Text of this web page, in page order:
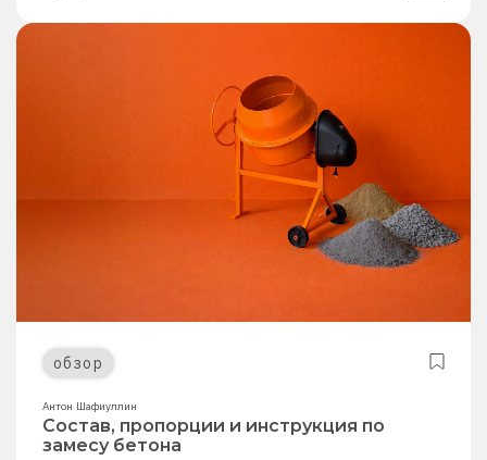
обзор
Антон Шафиуллин
Состав, пропорции и инструкция по
замесу бетона